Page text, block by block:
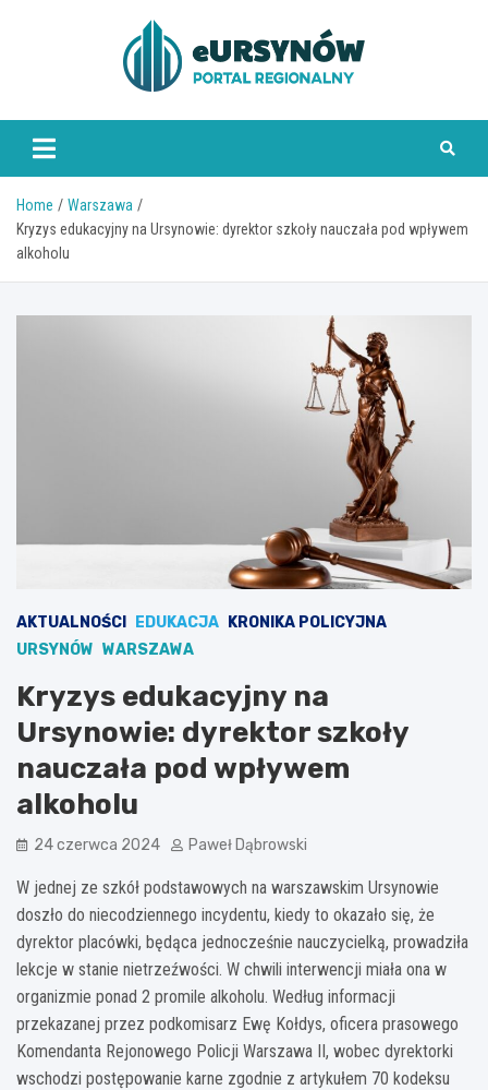
Home
Warszawa
Kryzys edukacyjny na Ursynowie: dyrektor szkoły nauczała pod wpływem
alkoholu
AKTUALNOŚCI EDUKACJA
KRONIKA POLICYJNA
URSYNÓW WARSZAWA
Kryzys edukacyjny na
Ursynowie: dyrektor szkoły
nauczała pod wpływem
alkoholu
24 czerwca 2024 Paweł Dąbrowski
W jednej ze szkół podstawowych na warszawskim Ursynowie
doszło do niecodziennego incydentu, kiedy to okazało się, że
dyrektor placówki, będąca jednocześnie nauczycielką, prowadziła
lekcje w stanie nietrzeźwości. W chwili interwencji miała ona w
organizmie ponad 2 promile alkoholu. Według informacji
przekazanej przez podkomisarz Ewę Kołdys, oficera prasowego
Komendanta Rejonowego Policji Warszawa II, wobec dyrektorki
wschodzi postępowanie karne zgodnie z artykułem 70 kodeksu